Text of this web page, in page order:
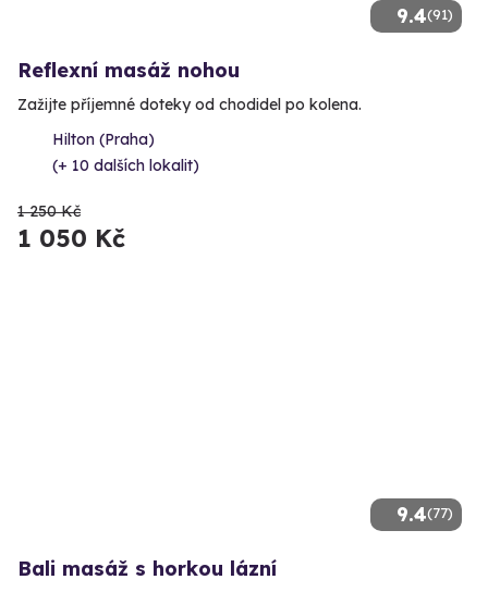
9.4(91)
Reflexní masáž nohou
Zažijte příjemné doteky od chodidel po kolena.
Hilton (Praha)
(+ 10 dalších lokalit)
1 250 Kč
1 050 Kč
9.4(77)
Bali masáž s horkou lázní